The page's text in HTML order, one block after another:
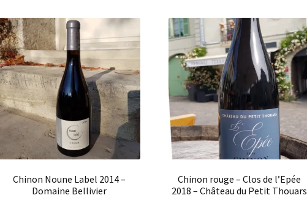
Chinon Noune Label 2014 –
Domaine Bellivier
Chinon rouge – Clos de l’Epée
2018 – Château du Petit Thouars